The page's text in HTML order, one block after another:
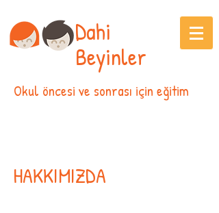
Dahi
Beyinler
Okul öncesi ve sonrası için eğitim
HAKKIMIZDA